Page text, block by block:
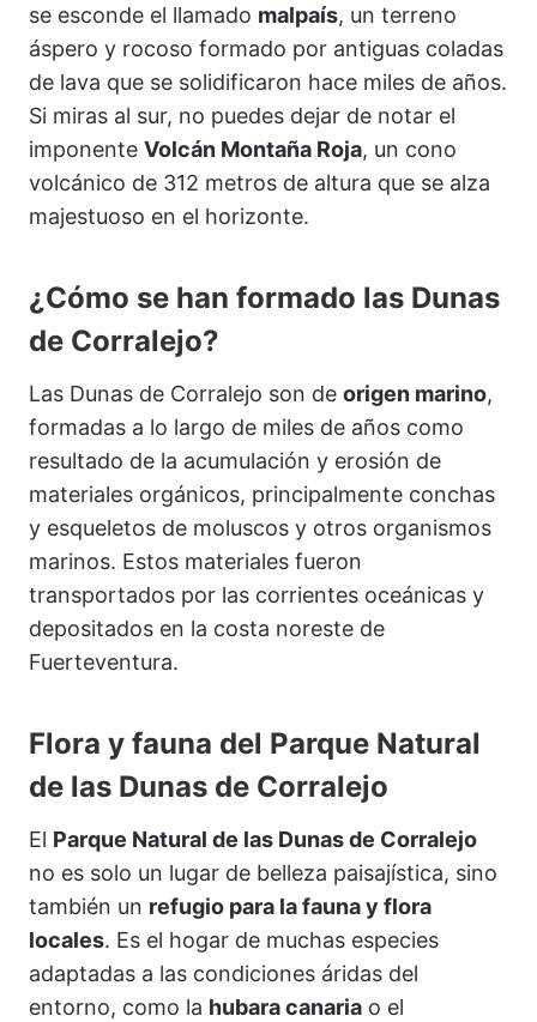
se esconde el llamado malpaís, un terreno
áspero y rocoso formado por antiguas coladas
de lava que se solidificaron hace miles de años.
Si miras al sur, no puedes dejar de notar el
imponente Volcán Montaña Roja, un cono
volcánico de 312 metros de altura que se alza
majestuoso en el horizonte.
¿Cómo se han formado las Dunas
de Corralejo?
Las Dunas de Corralejo son de origen marino,
formadas a lo largo de miles de años como
resultado de la acumulación y erosión de
materiales orgánicos, principalmente conchas
y esqueletos de moluscos y otros organismos
marinos. Estos materiales fueron
transportados por las corrientes oceánicas y
depositados en la costa noreste de
Fuerteventura.
Flora y fauna del Parque Natural
de las Dunas de Corralejo
El Parque Natural de las Dunas de Corralejo
no es solo un lugar de belleza paisajística, sino
también un refugio para la fauna y flora
locales. Es el hogar de muchas especies
adaptadas a las condiciones áridas del
entorno, como la hubara canaria o el